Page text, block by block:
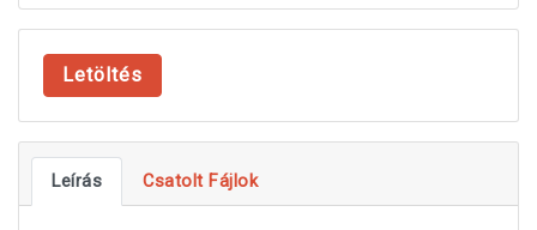
Letöltés
Leírás Csatolt Fájlok